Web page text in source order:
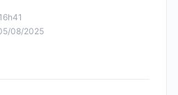
08/2025